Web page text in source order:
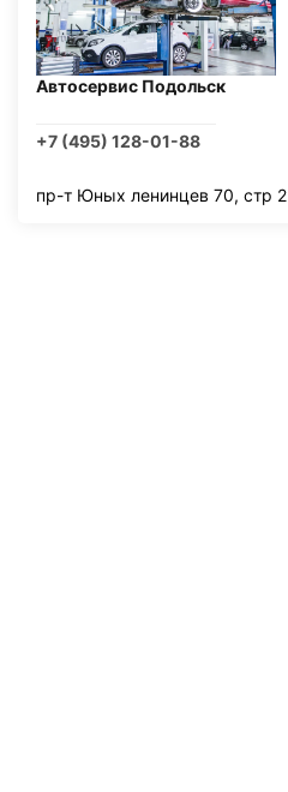
Автосервис Подольск
+7 (495) 128-01-88
пр-т Юных ленинцев 70, стр 2